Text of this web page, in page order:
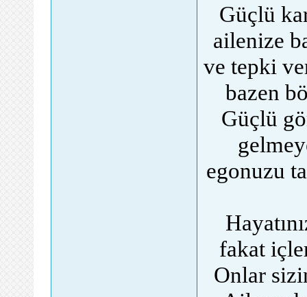
Güçlü
ailenize
ve tepki
bazen
Güçlü
egonuzu
fakat
Onlar